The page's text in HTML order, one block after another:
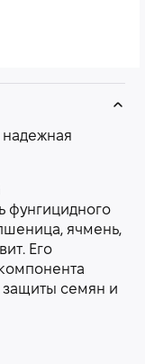
надежная
фунгицидного
ячмень,
Его
семян и